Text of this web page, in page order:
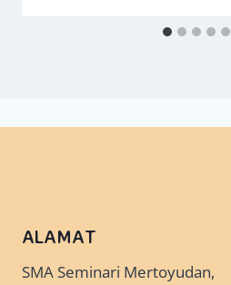
ALAMAT
SMA Seminari Mertoyudan,